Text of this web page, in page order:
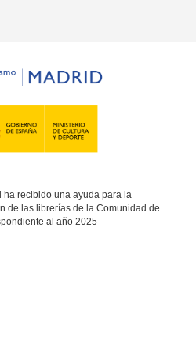
ha recibido una ayuda para la
de las librerías de la Comunidad de
al año 2025